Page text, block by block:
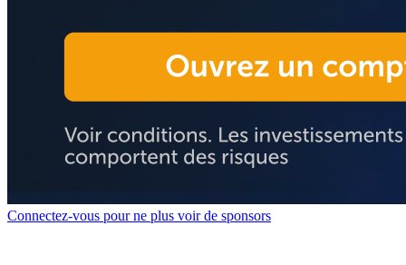
Connectez-vous pour ne plus voir de sponsors